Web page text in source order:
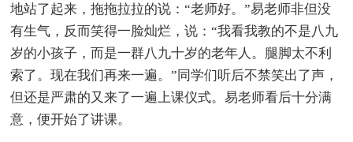
地站了起来，拖拖拉拉的说：“老师好。”易老师非但没
有生气，反而笑得一脸灿烂，说：“我看我教的不是八九
岁的小孩子，而是一群八九十岁的老年人。腿脚太不利
索了。现在我们再来一遍。”同学们听后不禁笑出了声，
但还是严肃的又来了一遍上课仪式。易老师看后十分满
意，便开始了讲课。